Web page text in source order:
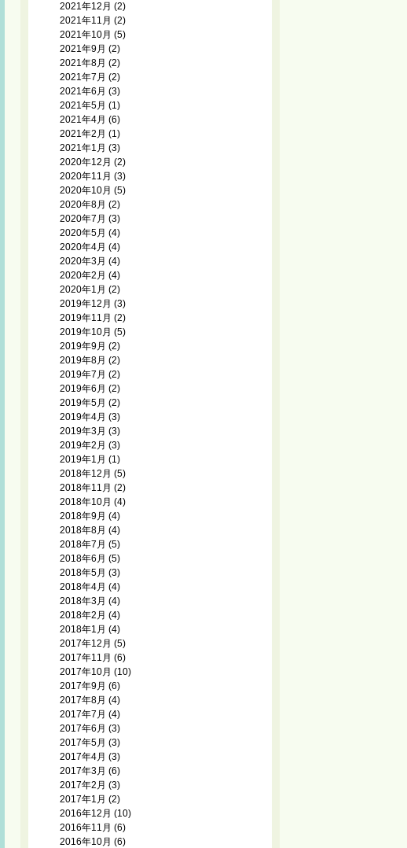
2021年12月 (2)
2021年11月 (2)
2021年10月 (5)
2021年9月 (2)
2021年8月 (2)
2021年7月 (2)
2021年6月 (3)
2021年5月 (1)
2021年4月 (6)
2021年2月 (1)
2021年1月 (3)
2020年12月 (2)
2020年11月 (3)
2020年10月 (5)
2020年8月 (2)
2020年7月 (3)
2020年5月 (4)
2020年4月 (4)
2020年3月 (4)
2020年2月 (4)
2020年1月 (2)
2019年12月 (3)
2019年11月 (2)
2019年10月 (5)
2019年9月 (2)
2019年8月 (2)
2019年7月 (2)
2019年6月 (2)
2019年5月 (2)
2019年4月 (3)
2019年3月 (3)
2019年2月 (3)
2019年1月 (1)
2018年12月 (5)
2018年11月 (2)
2018年10月 (4)
2018年9月 (4)
2018年8月 (4)
2018年7月 (5)
2018年6月 (5)
2018年5月 (3)
2018年4月 (4)
2018年3月 (4)
2018年2月 (4)
2018年1月 (4)
2017年12月 (5)
2017年11月 (6)
2017年10月 (10)
2017年9月 (6)
2017年8月 (4)
2017年7月 (4)
2017年6月 (3)
2017年5月 (3)
2017年4月 (3)
2017年3月 (6)
2017年2月 (3)
2017年1月 (2)
2016年12月 (10)
2016年11月 (6)
2016年10月 (6)